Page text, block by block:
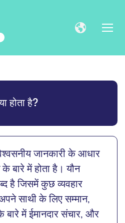
होता है?
जानकारी के आधार
बारे में होता है। यौन
है जिसमें कुछ व्यवहार
साथी के लिए सम्मान,
बारे में ईमानदार संचार, और